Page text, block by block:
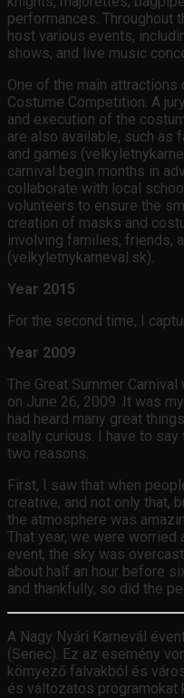
performances. Throughout
host various events,
shows, and live music
One of the main
Costume Competition. A
and execution of the
are also available, such as
and games
carnival begin months in
collaborate with local
volunteers to ensure the
creation of masks and
involving families, friends,
(velkyletnykarneval.sk).
Year 2015
For the second time, I
Year 2009
The Great Summer
on June 26, 2009. It was
had heard many great
really curious. I have to
two reasons.
First, I saw that when
creative, and not only that,
the atmosphere was
That year, we were
event, the sky was
about half an hour before
and thankfully, so did the
A Nagy Nyári Karnevál
(Senec). Ez az esemény
környező falvakból és
és változatos programokat